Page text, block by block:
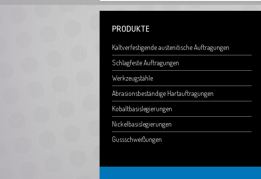
PRODUKTE
Kaltverfestigende austenitische Auftragungen
Schlagfeste Auftragungen
Werkzeugstähle
Abrasionsbeständige Hartauftragungen
Kobaltbasislegierungen
Nickelbasislegierungen
Gussschweißungen